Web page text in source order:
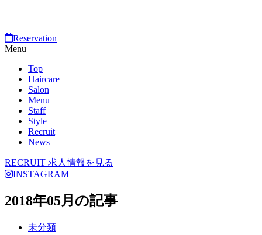
Reservation
Menu
Top
Haircare
Salon
Menu
Staff
Style
Recruit
News
RECRUIT 求人情報を見る
INSTAGRAM
2018年05月の記事
未分類